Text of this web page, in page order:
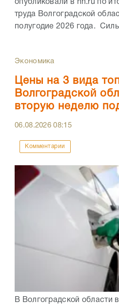
опубликовали в hh.ru по
труда Волгоградской
полугодие 2026 года.
Экономика
Цены на 3 вида
Волгоградской
вторую неделю
06.08.202608:15
Комментарии
В Волгоградской области